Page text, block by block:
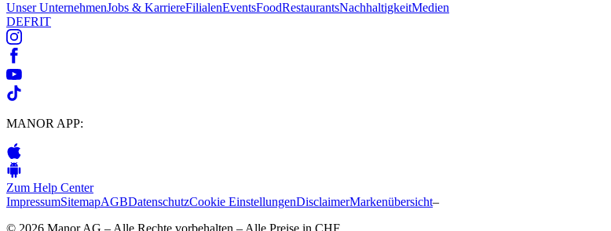
Unser UnternehmenJobs & KarriereFilialenEventsFoodRestaurantsNachhaltigkeitMedien
DEFRIT
MANOR APP:
Zum Help Center
ImpressumSitemapAGBDatenschutzCookie EinstellungenDisclaimerMarkenübersicht–
© 2026 Manor AG – Alle Rechte vorbehalten – Alle Preise in CHF